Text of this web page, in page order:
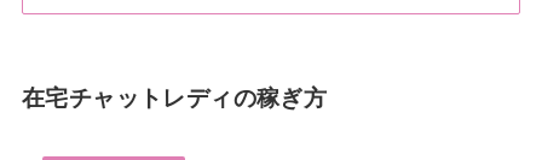
在宅チャットレディの稼ぎ方